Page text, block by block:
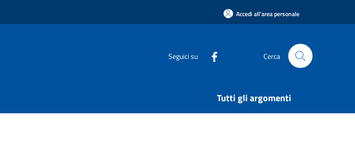
Accedi all'area personale
Seguici su Cerca
Tutti gli argomenti